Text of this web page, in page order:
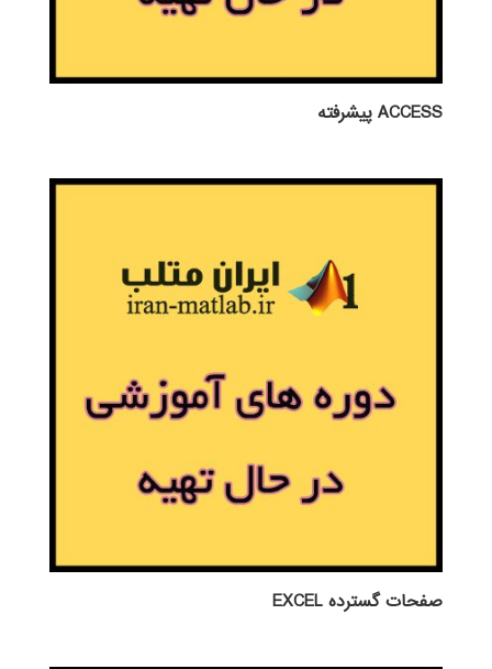
ACCESS پيشرفته
صفحات گسترده EXCEL